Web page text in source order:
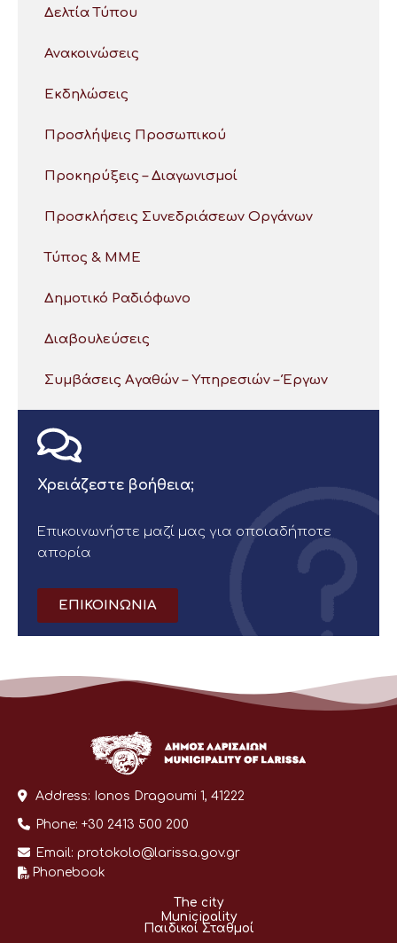
Δελτία Τύπου
Ανακοινώσεις
Εκδηλώσεις
Προσλήψεις Προσωπικού
Προκηρύξεις – Διαγωνισμοί
Προσκλήσεις Συνεδριάσεων Οργάνων
Τύπος & ΜΜΕ
Δημοτικό Ραδιόφωνο
Διαβουλεύσεις
Συμβάσεις Αγαθών – Υπηρεσιών – Έργων
Χρειάζεστε βοήθεια;
Επικοινωνήστε μαζί μας για οποιαδήποτε
απορία
ΕΠΙΚΟΙΝΩΝΙΑ
Address: Ionos Dragoumi 1, 41222
Phone: +30 2413 500 200
Email: protokolo@larissa.gov.gr
Phonebook
The city
Municipality
Παιδικοί Σταθμοί